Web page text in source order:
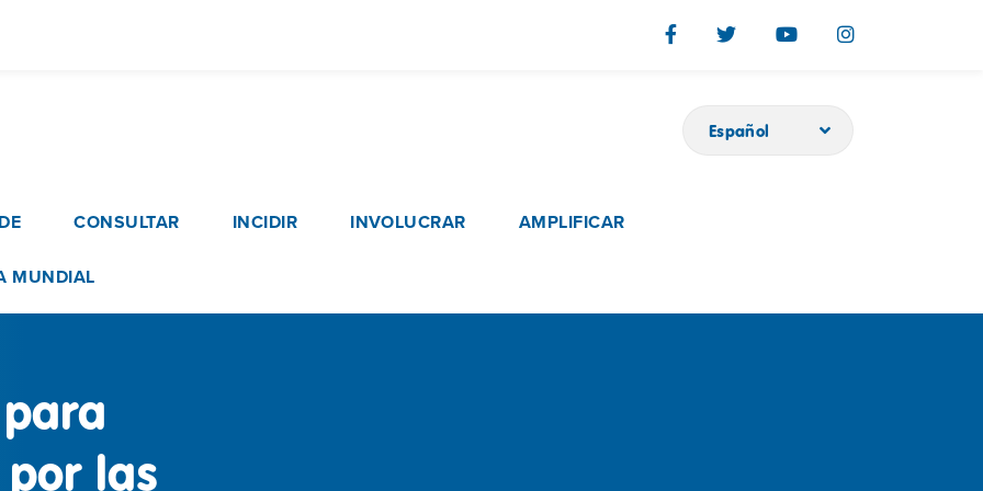
Español
CONSULTAR INCIDIR INVOLUCRAR AMPLIFICAR
MUNDIAL
las